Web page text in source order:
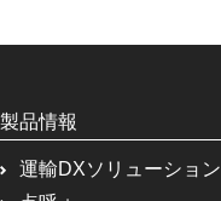
製品情報
運輸DXソリューション